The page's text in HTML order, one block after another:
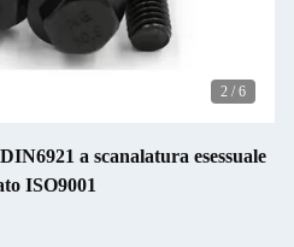
2 / 6
a scanalatura esessuale
ISO9001